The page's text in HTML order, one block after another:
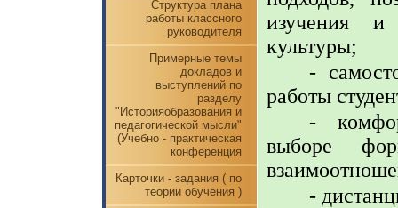
Структура плана
работы классного
руководителя
Примерные темы
докладов и
выступлений по
разделу
"Историяобразования и
педагогической мысли"
(Учебно - практическая
конференция
Карточки - задания ( по
теории обучения )
изучения
культуры;
-
работы
-
выборе
-